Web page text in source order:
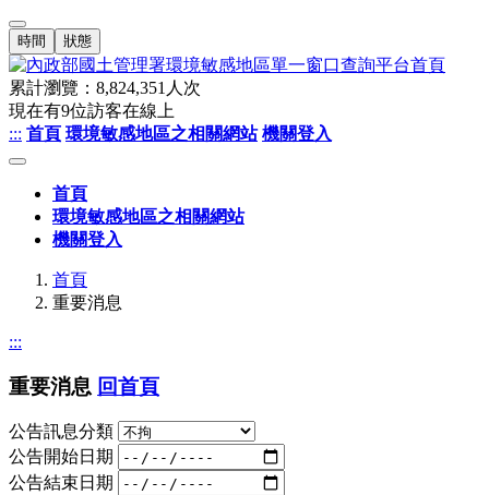
時間 狀態
累計瀏覽： 8,824,351 人次
現在有9位訪客在線上
::: 首頁 環境敏感地區之相關網站 機關登入
首頁
環境敏感地區之相關網站
機關登入
首頁
重要消息
:::
重要消息 回首頁
公告訊息分類
公告開始日期
公告結束日期